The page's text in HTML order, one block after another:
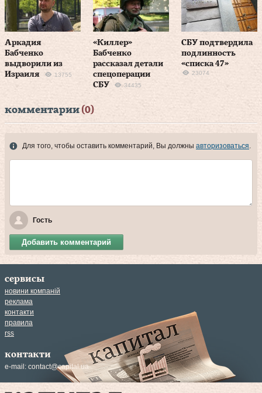
Аркадия
Бабченко
выдворили из
Израиля
13755
«Киллер»
Бабченко
рассказал детали
спецоперации
СБУ
34435
СБУ подтвердила
подлинность
«списка 47»
23074
комментарии (0)
Для того, чтобы оставить комментарий, Вы должны авторизоваться.
Гость
Добавить комментарий
сервисы
новини компаній
реклама
контакти
правила
rss
контакти
e-mail: contact@capital.ua